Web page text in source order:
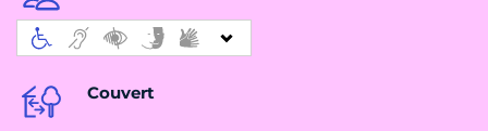
Couvert